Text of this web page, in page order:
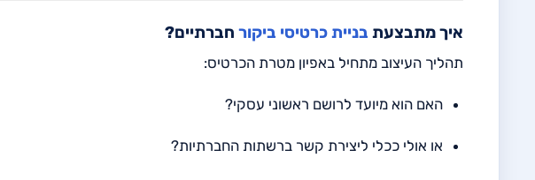
איך מתבצעת בניית כרטיסי ביקור חברתיים?
תהליך העיצוב מתחיל באפיון מטרת הכרטיס:
האם הוא מיועד לרושם ראשוני עסקי?
או אולי ככלי ליצירת קשר ברשתות החברתיות?